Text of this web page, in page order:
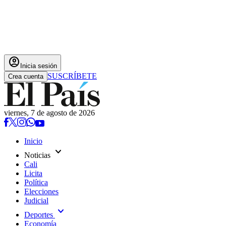
account_circle Inicia sesión
Crea cuenta SUSCRÍBETE
viernes, 7 de agosto de 2026
Inicio
Noticias expand_more
Cali
Licita
Política
Elecciones
Judicial
Deportes expand_more
Economía